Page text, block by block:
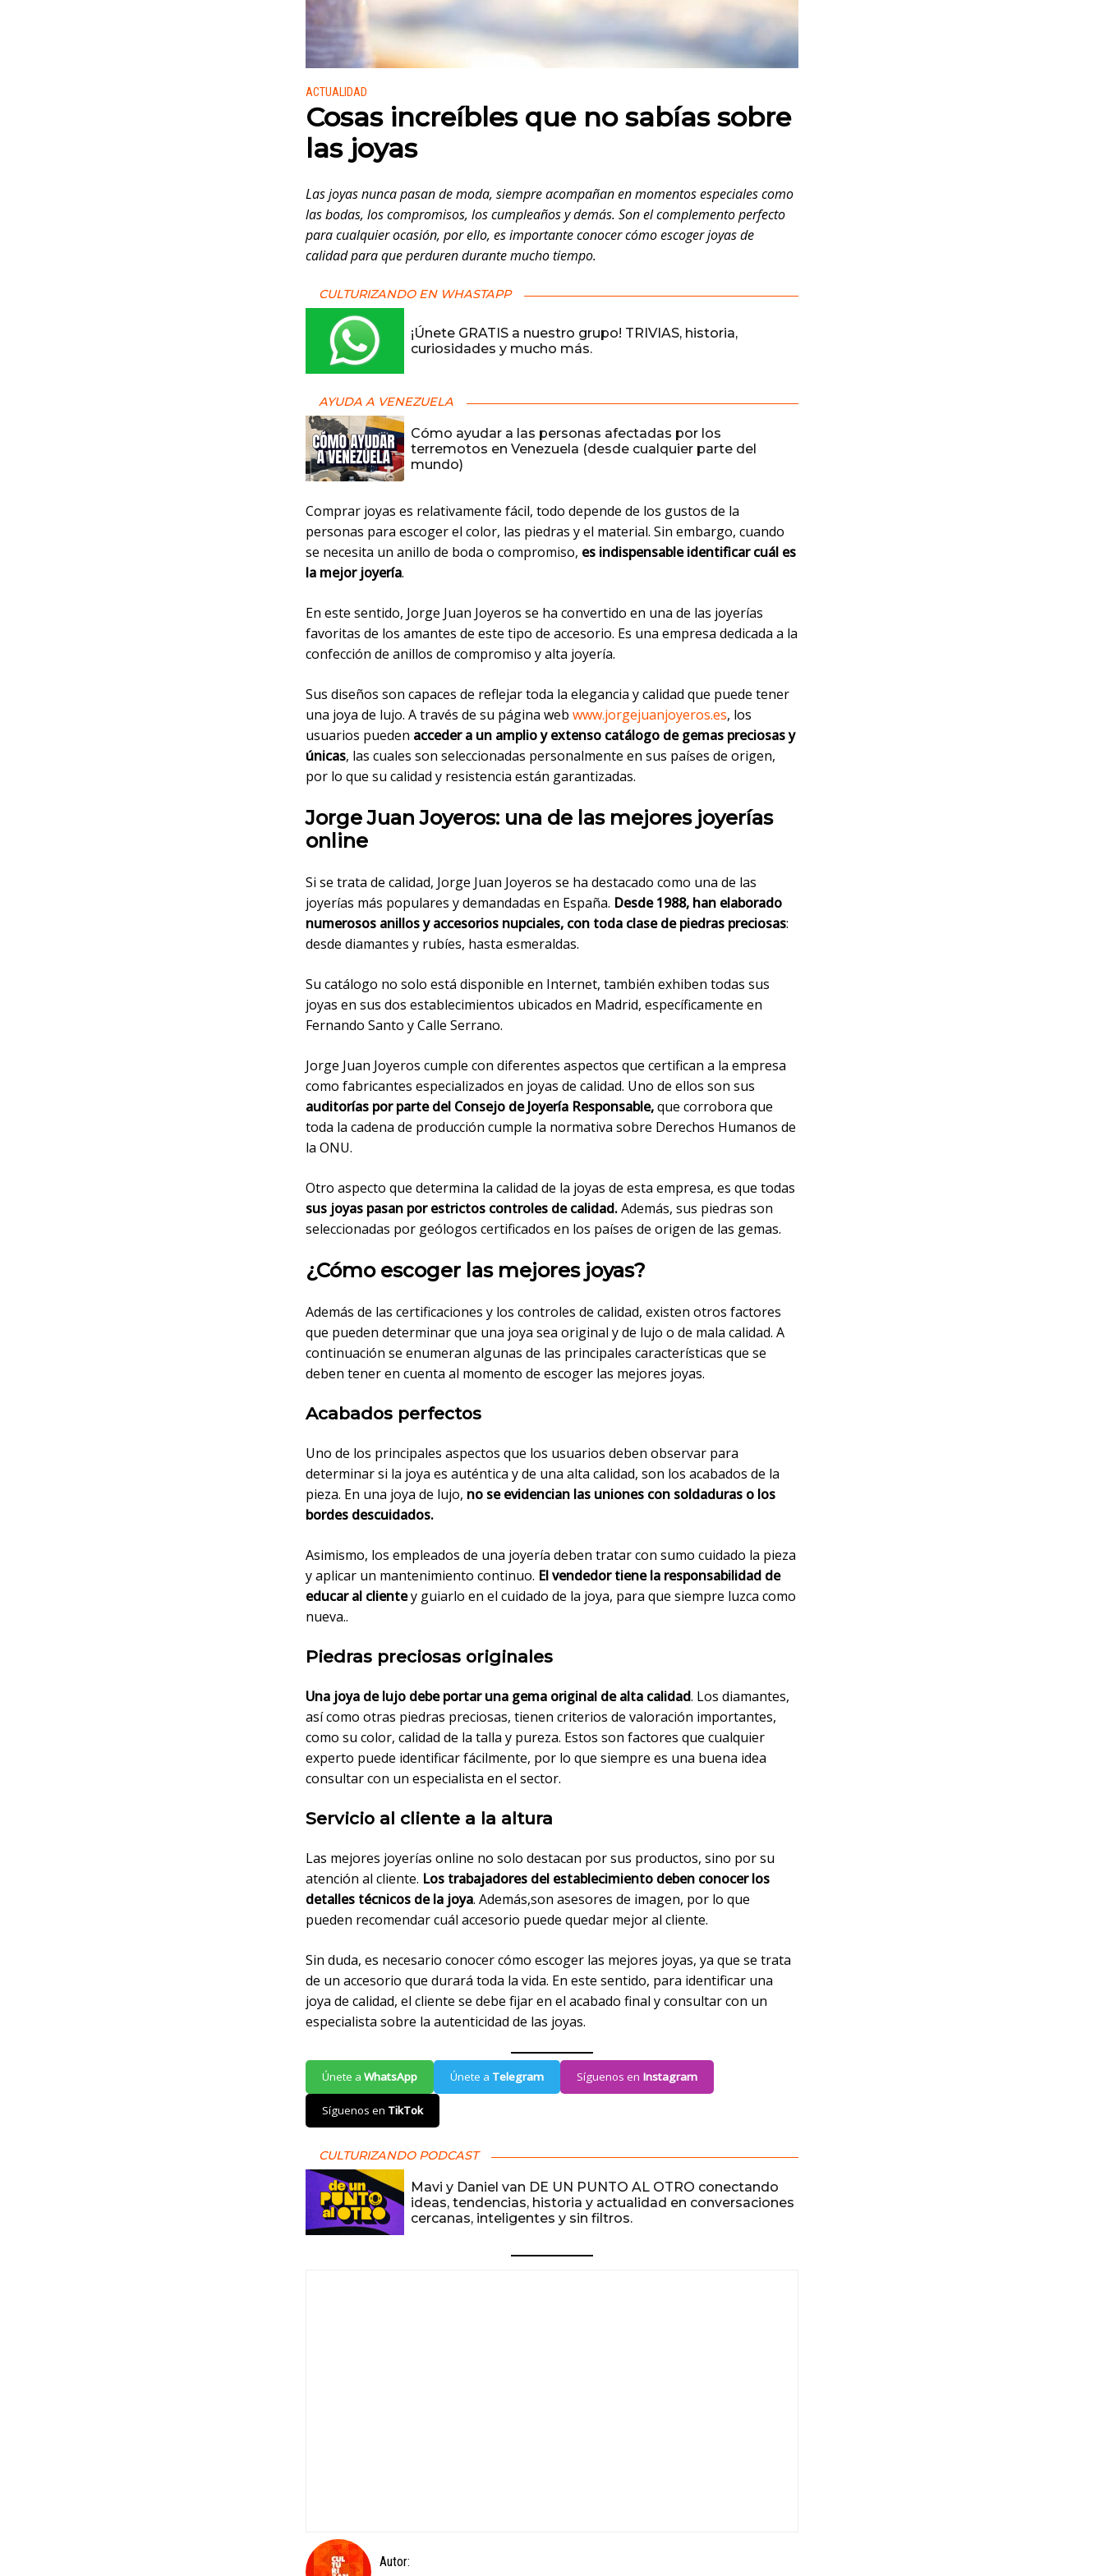
Publicado en:
ACTUALIDAD
Cosas increíbles que no sabías sobre
las joyas
Las joyas nunca pasan de moda, siempre acompañan en momentos especiales como
las bodas, los compromisos, los cumpleaños y demás. Son el complemento perfecto
para cualquier ocasión, por ello, es importante conocer cómo escoger joyas de
calidad para que perduren durante mucho tiempo.
CULTURIZANDO EN WHASTAPP
¡Únete GRATIS a nuestro grupo! TRIVIAS, historia,
curiosidades y mucho más.
AYUDA A VENEZUELA
Cómo ayudar a las personas afectadas por los
terremotos en Venezuela (desde cualquier parte del
mundo)
Comprar joyas es relativamente fácil, todo depende de los gustos de la
personas para escoger el color, las piedras y el material. Sin embargo, cuando
se necesita un anillo de boda o compromiso, es indispensable identificar cuál es
la mejor joyería.
En este sentido, Jorge Juan Joyeros se ha convertido en una de las joyerías
favoritas de los amantes de este tipo de accesorio. Es una empresa dedicada a la
confección de anillos de compromiso y alta joyería.
Sus diseños son capaces de reflejar toda la elegancia y calidad que puede tener
una joya de lujo. A través de su página web www.jorgejuanjoyeros.es, los
usuarios pueden acceder a un amplio y extenso catálogo de gemas preciosas y
únicas, las cuales son seleccionadas personalmente en sus países de origen,
por lo que su calidad y resistencia están garantizadas.
Jorge Juan Joyeros: una de las mejores joyerías
online
Si se trata de calidad, Jorge Juan Joyeros se ha destacado como una de las
joyerías más populares y demandadas en España. Desde 1988, han elaborado
numerosos anillos y accesorios nupciales, con toda clase de piedras preciosas:
desde diamantes y rubíes, hasta esmeraldas.
Su catálogo no solo está disponible en Internet, también exhiben todas sus
joyas en sus dos establecimientos ubicados en Madrid, específicamente en
Fernando Santo y Calle Serrano.
Jorge Juan Joyeros cumple con diferentes aspectos que certifican a la empresa
como fabricantes especializados en joyas de calidad. Uno de ellos son sus
auditorías por parte del Consejo de Joyería Responsable,que corrobora que
toda la cadena de producción cumple la normativa sobre Derechos Humanos de
la ONU.
Otro aspecto que determina la calidad de la joyas de esta empresa, es que todas
sus joyas pasan por estrictos controles de calidad.Además, sus piedras son
seleccionadas por geólogos certificados en los países de origen de las gemas.
¿Cómo escoger las mejores joyas?
Además de las certificaciones y los controles de calidad, existen otros factores
que pueden determinar que una joya sea original y de lujo o de mala calidad. A
continuación se enumeran algunas de las principales características que se
deben tener en cuenta al momento de escoger las mejores joyas.
Acabados perfectos
Uno de los principales aspectos que los usuarios deben observar para
determinar si la joya es auténtica y de una alta calidad, son los acabados de la
pieza. En una joya de lujo, no se evidencian las uniones con soldaduras o los
bordes descuidados.
Asimismo, los empleados de una joyería deben tratar con sumo cuidado la pieza
y aplicar un mantenimiento continuo. El vendedor tiene la responsabilidad de
educar al clientey guiarlo en el cuidado de la joya, para que siempre luzca como
nueva..
Piedras preciosas originales
Una joya de lujo debe portar una gema original de alta calidad. Los diamantes,
así como otras piedras preciosas, tienen criterios de valoración importantes,
como su color, calidad de la talla y pureza. Estos son factores que cualquier
experto puede identificar fácilmente, por lo que siempre es una buena idea
consultar con un especialista en el sector.
Servicio al cliente a la altura
Las mejores joyerías online no solo destacan por sus productos, sino por su
atención al cliente. Los trabajadores del establecimiento deben conocer los
detalles técnicos de la joya. Además,son asesores de imagen, por lo que
pueden recomendar cuál accesorio puede quedar mejor al cliente.
Sin duda, es necesario conocer cómo escoger las mejores joyas, ya que se trata
de un accesorio que durará toda la vida. En este sentido, para identificar una
joya de calidad, el cliente se debe fijar en el acabado final y consultar con un
especialista sobre la autenticidad de las joyas.
Únete a WhatsApp Únete a Telegram Síguenos en Instagram
Síguenos en TikTok
CULTURIZANDO PODCAST
Mavi y Daniel van DE UN PUNTO AL OTRO conectando
ideas, tendencias, historia y actualidad en conversaciones
cercanas, inteligentes y sin filtros.
Autor: